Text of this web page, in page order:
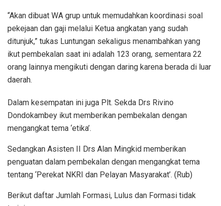
“Akan dibuat WA grup untuk memudahkan koordinasi soal
pekejaan dan gaji melalui Ketua angkatan yang sudah
ditunjuk,” tukas Luntungan sekaligus menambahkan yang
ikut pembekalan saat ini adalah 123 orang, sementara 22
orang lainnya mengikuti dengan daring karena berada di luar
daerah.
Dalam kesempatan ini juga Plt. Sekda Drs Rivino
Dondokambey ikut memberikan pembekalan dengan
mengangkat tema ‘etika’.
Sedangkan Asisten II Drs Alan Mingkid memberikan
penguatan dalam pembekalan dengan mengangkat tema
tentang ‘Perekat NKRI dan Pelayan Masyarakat’. (Rub)
Berikut daftar Jumlah Formasi, Lulus dan Formasi tidak